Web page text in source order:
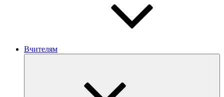
Вчителям